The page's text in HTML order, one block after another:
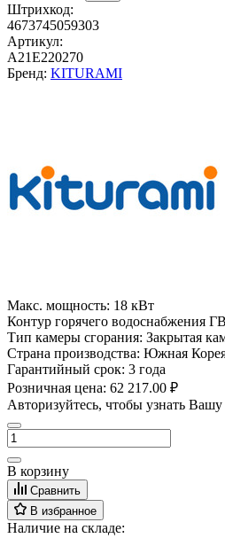
Штрихкод:
4673745059303
Артикул:
A21E220270
Бренд: KITURAMI
Макс. мощность: 18 кВт
Контур горячего водоснабжения
Тип камеры сгорания: Закрытая
Страна производства: Южная
Гарантийный срок: 3 года
Розничная цена: 62 217.00 ₽
Авторизуйтесь, чтобы узнать
В корзину
Сравнить
В избранное
Наличие на складе: